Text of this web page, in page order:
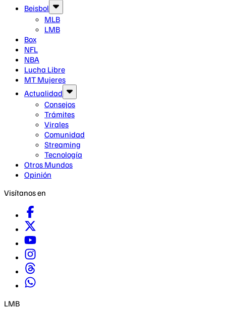
Beisbol
MLB
LMB
Box
NFL
NBA
Lucha Libre
MT Mujeres
Actualidad
Consejos
Trámites
Virales
Comunidad
Streaming
Tecnología
Otros Mundos
Opinión
Visítanos en
LMB